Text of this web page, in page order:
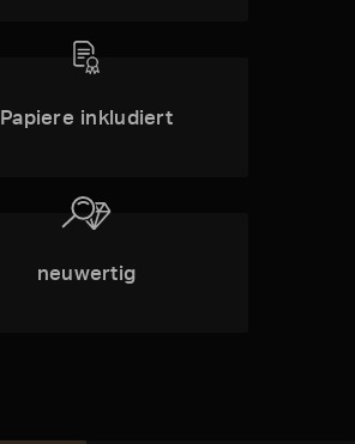
Papiere inkludiert
neuwertig